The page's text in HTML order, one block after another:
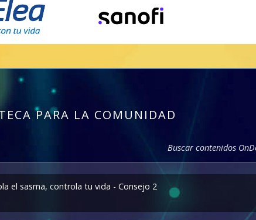
PARA LA COMUNIDAD
Buscar contenidos
el sasma, controla tu vida - Consejo 2